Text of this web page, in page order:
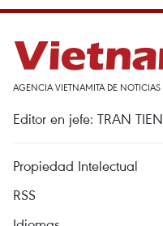
AGENCIA VIETNAMITA DE NOTICIAS
Editor en jefe: TRAN
Propiedad Intelectual
RSS